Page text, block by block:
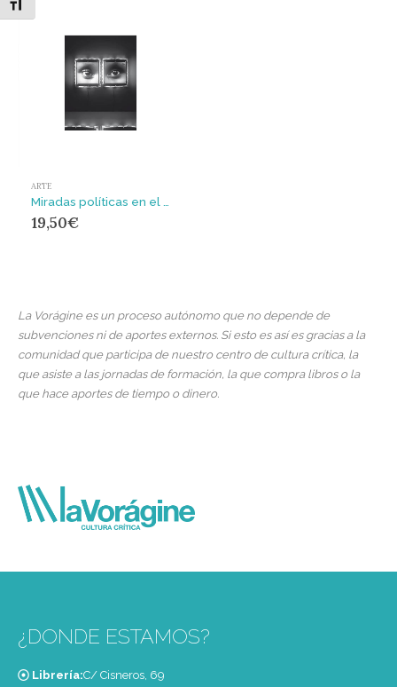
Alternar tamaño de letra
ARTE
Miradas políticas en el país de las fantasías
19,50€
La Vorágine es un proceso autónomo que no depende de
subvenciones ni de aportes externos. Si esto es así es gracias a la
comunidad que participa de nuestro centro de cultura crítica, la
que asiste a las jornadas de formación, la que compra libros o la
que hace aportes de tiempo o dinero.
¿DONDE ESTAMOS?
Librería:C/ Cisneros, 69